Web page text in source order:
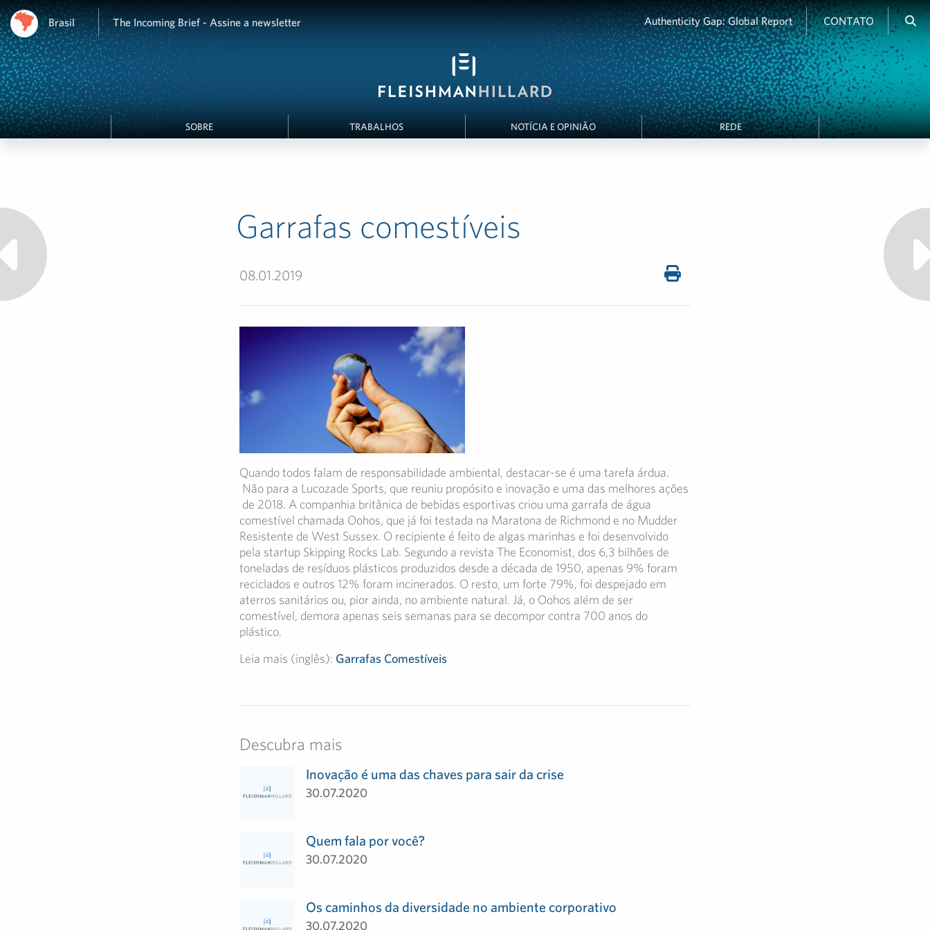
Brasil The Incoming Brief - Assine a newsletter Authenticity Gap: Global Report CONTATO
SOBRE TRABALHOS NOTÍCIA E OPINIÃO REDE
Garrafas comestíveis
08.01.2019
Quando todos falam de responsabilidade ambiental, destacar-se é uma tarefa árdua.
Não para a Lucozade Sports, que reuniu propósito e inovação e uma das melhores ações
de 2018. A companhia britânica de bebidas esportivas criou uma garrafa de água
comestível chamada Oohos, que já foi testada na Maratona de Richmond e no Mudder
Resistente de West Sussex. O recipiente é feito de algas marinhas e foi desenvolvido
pela startup Skipping Rocks Lab. Segundo a revista The Economist, dos 6,3 bilhões de
toneladas de resíduos plásticos produzidos desde a década de 1950, apenas 9% foram
reciclados e outros 12% foram incinerados. O resto, um forte 79%, foi despejado em
aterros sanitários ou, pior ainda, no ambiente natural. Já, o Oohos além de ser
comestível, demora apenas seis semanas para se decompor contra 700 anos do
plástico.
Leia mais (inglês): Garrafas Comestíveis
Descubra mais
Inovação é uma das chaves para sair da crise
30.07.2020
Quem fala por você?
30.07.2020
Os caminhos da diversidade no ambiente corporativo
30.07.2020